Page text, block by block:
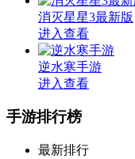
消灭星星3最新版
进入查看
逆水寒手游
进入查看
手游排行榜
最新排行